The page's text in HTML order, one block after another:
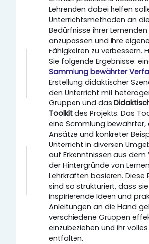
Lehrenden dabei helfen
Unterrichtsmethoden an
Bedürfnisse ihrer Lernenden
anzupassen und ihre
Fähigkeiten zu verbessern.
Sie folgende Ergebnisse:
Sammlung bewährter
Erstellung didaktischer
den Unterricht mit
Gruppen und das
Toolkit des Projekts. Das
eine Sammlung bewährter,
Ansätze und konkreter
Unterricht in diversen
auf Erkenntnissen aus dem
der Hintergründe von
Lehrkräften basieren. Diese
sind so strukturiert, dass
inspirierende Ideen und
Anleitungen an die Hand
verschiedene Gruppen
einzubeziehen und ihr
entfalten.